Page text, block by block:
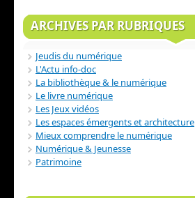
ARCHIVES PAR RUBRIQUES
Jeudis du numérique
L'Actu info-doc
La bibliothèque & le numérique
Le livre numérique
Les Jeux vidéos
Les espaces émergents et architecture
Mieux comprendre le numérique
Numérique & Jeunesse
Patrimoine